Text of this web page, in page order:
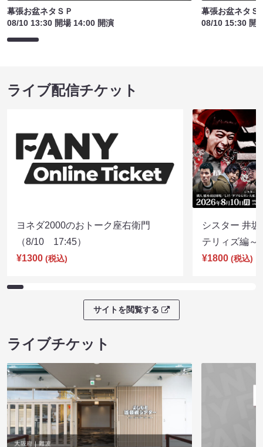
幕張お盆ネタＳＰ
08/10 13:30 開場 14:00 開演
幕張お盆ネタＳ
08/10 15:30 開
ライブ配信チケット
ヨネダ2000のおトーク座右衛門
（8/10 17:45）
¥1300 (税込)
シスター 井
テリィズ編
¥1800 (税込)
サイトを閲覧する
ライブチケット